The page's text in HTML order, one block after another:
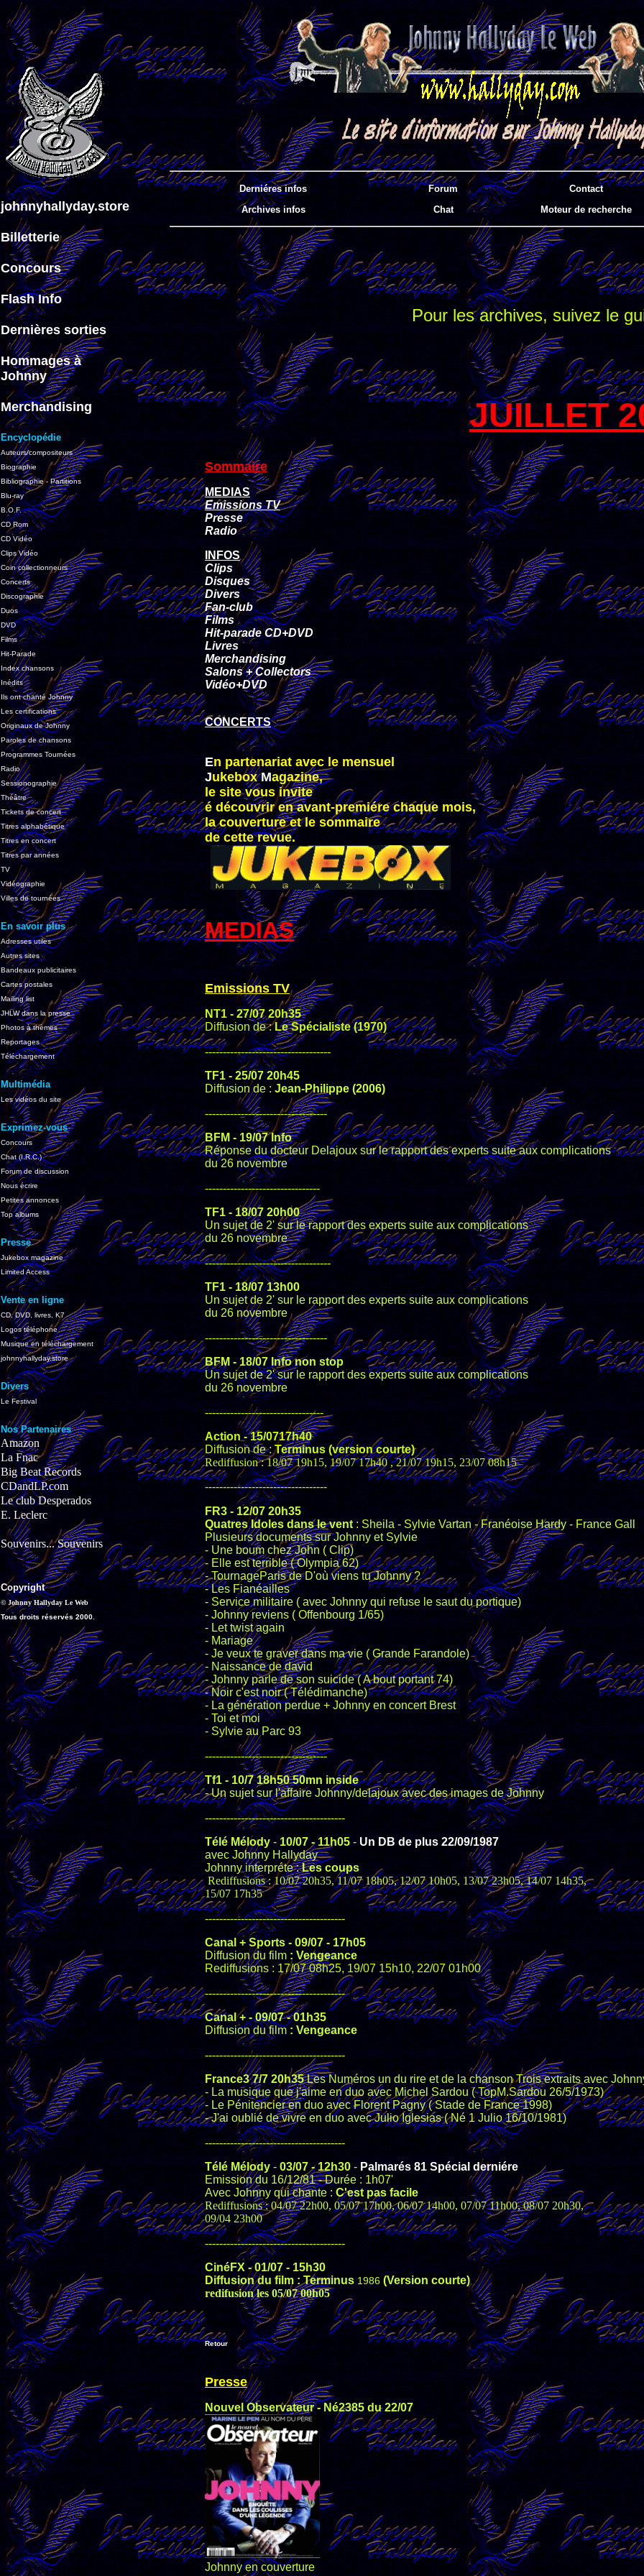
Derniéres infos Forum
Contact
Archives infos
Chat Moteur de recherche
johnnyhallyday.store
Billetterie
Concours
Flash Info
Dernières sorties
Hommages à
Johnny
Merchandising
Encyclopédie
Auteurs/compositeurs
Biographie
Bibliographie - Partitions
Blu-ray
B.O.F.
CD Rom
CD Vidéo
Clips Vidéo
Coin collectionneurs
Concerts
Discographie
Duos
DVD
Films
Hit-Parade
Index chansons
Inédits
Ils ont chanté Johnny
Les certifications
Originaux de Johnny
Paroles de chansons
Programmes Tournées
Radio
Sessionographie
Théâtre
Tickets de concert
Titres alphabétique
Titres en concert
Titres par années
TV
Vidéographie
Villes de tournées
En savoir plus
Adresses utiles
Autres sites
Bandeaux publicitaires
Cartes postales
Mailing list
JHLW dans la presse
Photos à thèmes
Reportages
Téléchargement
Multimédia
Les vidéos du site
Exprimez-vous
Concours
Chat (I.R.C.)
Forum de discussion
Nous écrire
Petites annonces
Top albums
Presse
Jukebox magazine
Limited Access
Vente en ligne
CD, DVD, livres, K7
Logos téléphone
Musique en téléchargement
johnnyhallyday.store
Divers
Le Festival
Nos Partenaires
Amazon
La Fnac
Big Beat Records
CDandLP.com
Le club Desperados
E. Leclerc
Souvenirs... Souvenirs
Copyright
© Johnny Hallyday Le Web
Tous droits réservés 2000.
Pour les archives, suivez le
JUILLET
Sommaire
MEDIAS
Emissions TV
Presse
Radio
INFOS
Clips
Disques
Divers
Fan-club
Films
Hit-parade CD+DVD
Livres
Merchandising
Salons + Collectors
Vidéo+DVD
CONCERTS
En partenariat avec le mensuel
JukeboxMagazine,
le site vous invite
é découvrir en avant-premiére chaque mois,
la couverture et le sommaire
de cette revue.
MEDIAS
Emissions TV
NT1 - 27/07 20h35
Diffusion de :Le Spécialiste (1970)
-----------------------------------
TF1 - 25/07 20h45
Diffusion de :Jean-Philippe (2006)
----------------------------------
BFM - 19/07 Info
Réponse du docteur Delajoux sur le rapport des experts suite aux complications
du 26 novembre
--------------------------------
TF1 - 18/07 20h00
Un sujet de 2' sur le rapport des experts suite aux complications
du 26 novembre
-----------------------------------
TF1 - 18/07 13h00
Un sujet de 2' sur le rapport des experts suite aux complications
du 26 novembre
----------------------------------
BFM - 18/07 Info non stop
Un sujet de 2' sur le rapport des experts suite aux complications
du 26 novembre
---------------------------------
Action - 15/0717h40
Diffusion de :Terminus (version courte)
Rediffusion : 18/07 19h15, 19/07 17h40 , 21/07 19h15, 23/07 08h15
----------------------------------
FR3 - 12/07 20h35
Quatres Idoles dans le vent: Sheila - Sylvie Vartan - Franéoise Hardy - France Gall
Plusieurs documents sur Johnny et Sylvie
- Une boum chez John ( Clip)
- Elle est terrible ( Olympia 62)
- TournageParis de D'où viens tu Johnny ?
- Les Fianéailles
- Service militaire ( avec Johnny qui refuse le saut du portique)
- Johnny reviens ( Offenbourg 1/65)
- Let twist again
- Mariage
- Je veux te graver dans ma vie ( Grande Farandole)
- Naissance de david
- Johnny parle de son suicide ( A bout portant 74)
- Noir c'est noir ( Télédimanche)
- La génération perdue + Johnny en concert Brest
- Toi et moi
- Sylvie au Parc 93
----------------------------------
Tf1 - 10/7 18h50 50mn inside
- Un sujet sur l'affaire Johnny/delajoux avec des images de Johnny
---------------------------------------
Télé Mélody-10/07 - 11h05-Un DB de plus 22/09/1987
avec Johnny Hallyday
Johnny interpréte :Les coups
Rediffusions : 10/07 20h35, 11/07 18h05, 12/07 10h05, 13/07 23h05, 14/07 14h35,
15/07 17h35
---------------------------------------
Canal + Sports - 09/07 - 17h05
Diffusion du film : Vengeance
Rediffusions : 17/07 08h25, 19/07 15h10, 22/07 01h00
---------------------------------------
Canal + - 09/07 - 01h35
Diffusion du film: Vengeance
---------------------------------------
France3 7/7 20h35Les Numéros un du rire et de la chanson Trois extraits avec
- La musique que j'aime en duo avec Michel Sardou ( TopM.Sardou 26/5/1973)
- Le Pénitencier en duo avec Florent Pagny ( Stade de France 1998)
- J'ai oublié de vivre en duo avec Julio Iglesias ( Né 1 Julio 16/10/1981)
---------------------------------------
Télé Mélody-03/07 - 12h30-Palmarés 81 Spécial derniére
Emission du 16/12/81 - Durée : 1h07'
Avec Johnny qui chante :C'est pas facile
Rediffusions : 04/07 22h00, 05/07 17h00, 06/07 14h00, 07/07 11h00, 08/07 20h30,
09/04 23h00
---------------------------------------
CinéFX - 01/07 - 15h30
Diffusion du film : Terminus1986 (Version courte)
redifusion les 05/07 00h05
Retour
Presse
Nouvel Observateur - Né2385 du 22/07
Johnny en couverture